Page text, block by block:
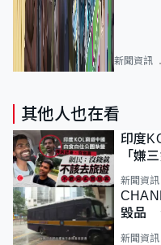
新聞資訊
其他人也在看
印度
「嫌
質旅客
新聞資訊
毀品
新聞資訊